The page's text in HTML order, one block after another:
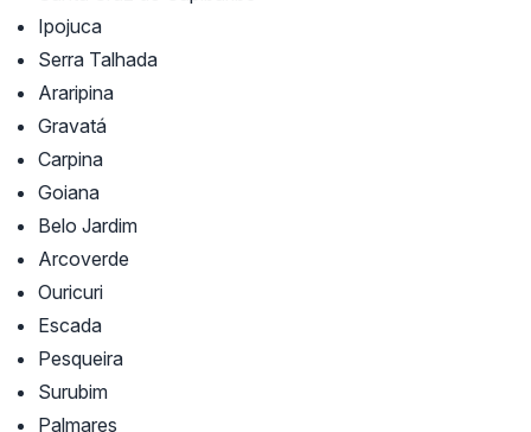
Ipojuca
Serra Talhada
Araripina
Gravatá
Carpina
Goiana
Belo Jardim
Arcoverde
Ouricuri
Escada
Pesqueira
Surubim
Palmares